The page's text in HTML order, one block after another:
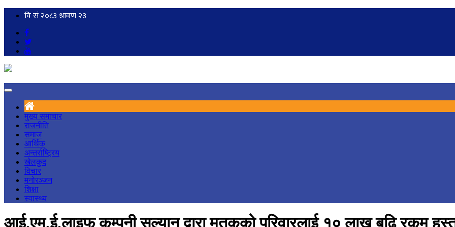
मुख्य समाचार
राजनीति
समाज
आर्थिक
अन्तर्राष्ट्रिय
खेलकुद
विचार
मनोरञ्जन
शिक्षा
स्वास्थ्य
आई.एम.ई.लाइफ कम्पनी सल्यान द्वारा मृतकको परिवारलाई १० लाख बढि रकम